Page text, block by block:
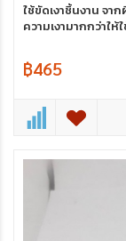
ใช้ขัดเงาชิ้นงาน จา
ความเงามากกว่าใ
฿465